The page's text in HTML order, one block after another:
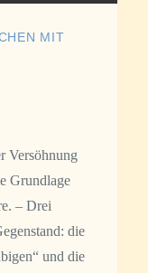
MIT
Versöhnung
Grundlage
– Drei
die
und die